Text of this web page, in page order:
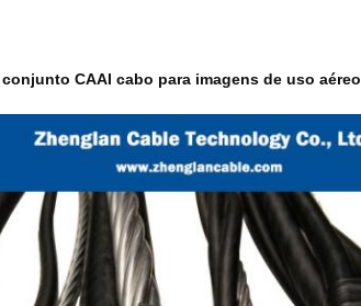
CAAI cabo para imagens de uso aéreo